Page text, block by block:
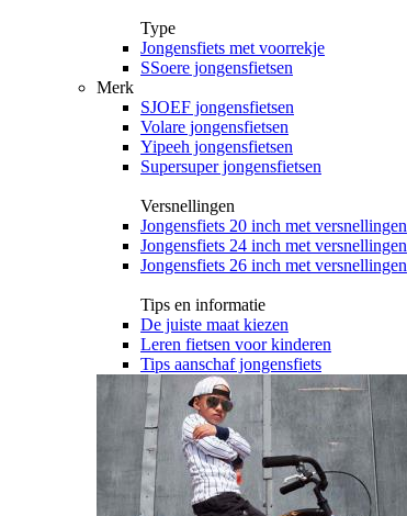
Type
Jongensfiets met voorrekje
SSoere jongensfietsen
Merk
SJOEF jongensfietsen
Volare jongensfietsen
Yipeeh jongensfietsen
Supersuper jongensfietsen
Versnellingen
Jongensfiets 20 inch met versnellingen
Jongensfiets 24 inch met versnellingen
Jongensfiets 26 inch met versnellingen
Tips en informatie
De juiste maat kiezen
Leren fietsen voor kinderen
Tips aanschaf jongensfiets